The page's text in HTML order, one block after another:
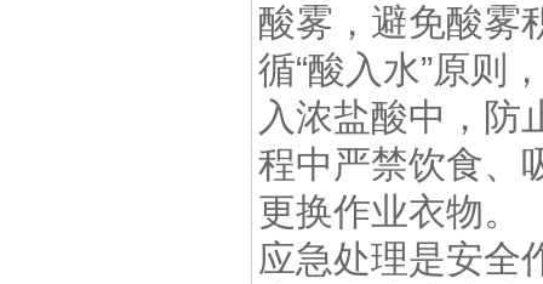
酸雾，避免酸雾
循“酸入水”原则
入浓盐酸中，防
程中严禁饮食、
更换作业衣物。
应急处理是安全